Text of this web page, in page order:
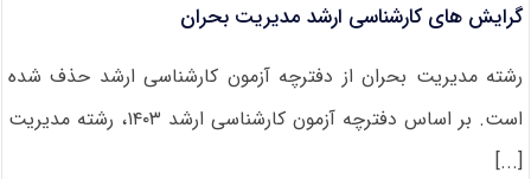
گرایش های کارشناسی ارشد مدیریت بحران
رشته مدیریت بحران از دفترچه آزمون کارشناسی ارشد حذف شده
است. بر اساس دفترچه آزمون کارشناسی ارشد ۱۴۰۳، رشته مدیریت
[...]